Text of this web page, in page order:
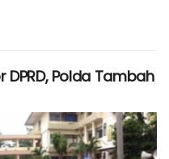
Polda Tambah